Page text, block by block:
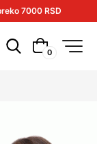
7000 RSD
0